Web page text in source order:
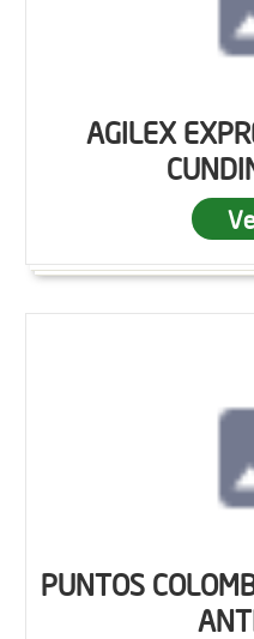
AGILEX
PUNTOS